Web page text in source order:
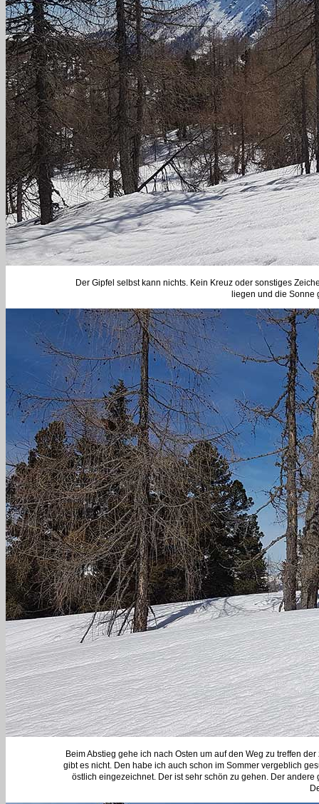
Der Gipfel selbst kann nichts. Kein Kreuz oder sonstiges
liegen und die Sonne
Beim Abstieg gehe ich nach Osten um auf den Weg zu treffen
gibt es nicht. Den habe ich auch schon im Sommer vergeblich
östlich eingezeichnet. Der ist sehr schön zu gehen. Der